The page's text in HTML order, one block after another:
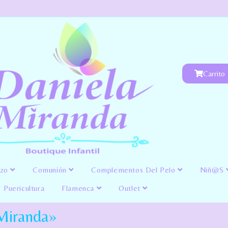
Carrito
Comunión Complementos Del Pelo Niñ@s
Puericultura Flamenca Outlet